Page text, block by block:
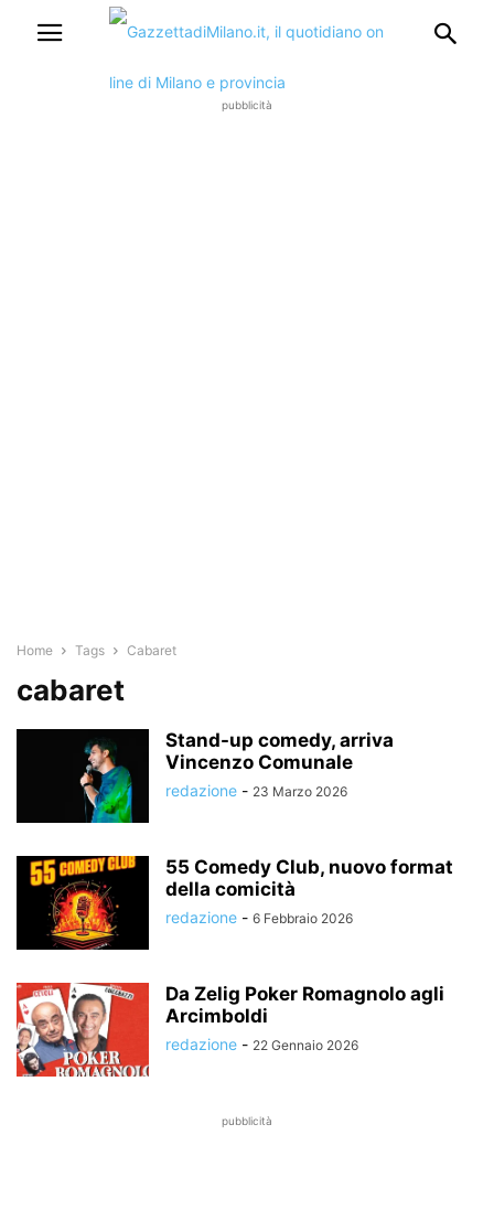
pubblicità
Home Tags Cabaret
cabaret
Stand-up comedy, arriva
Vincenzo Comunale
redazione - 23 Marzo 2026
55 Comedy Club, nuovo format
della comicità
redazione - 6 Febbraio 2026
Da Zelig Poker Romagnolo agli
Arcimboldi
redazione - 22 Gennaio 2026
pubblicità